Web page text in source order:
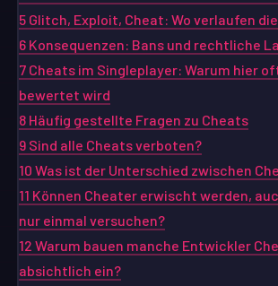
5 Glitch, Exploit, Cheat: Wo verlaufen
6 Konsequenzen: Bans und rechtliche
7 Cheats im Singleplayer: Warum hier
bewertet wird
8 Häufig gestellte Fragen zu Cheats
9 Sind alle Cheats verboten?
10 Was ist der Unterschied zwischen
11 Können Cheater erwischt werden,
nur einmal versuchen?
12 Warum bauen manche Entwickler
absichtlich ein?